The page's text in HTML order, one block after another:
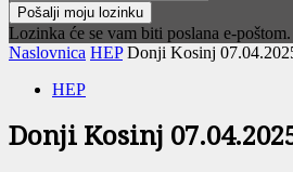
Lozinka će se vam biti poslana e-poštom.
Naslovnica HEP Donji Kosinj
HEP
Donji Kosinj